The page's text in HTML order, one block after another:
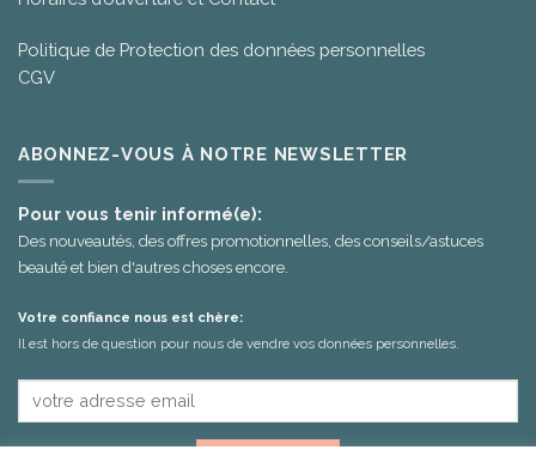
Politique de Protection des données personnelles
CGV
ABONNEZ-VOUS À NOTRE NEWSLETTER
Pour vous tenir informé(e):
Des nouveautés, des offres promotionnelles, des conseils/astuces
beauté et bien d'autres choses encore.
Votre confiance nous est chère:
Il est hors de question pour nous de vendre vos données personnelles.